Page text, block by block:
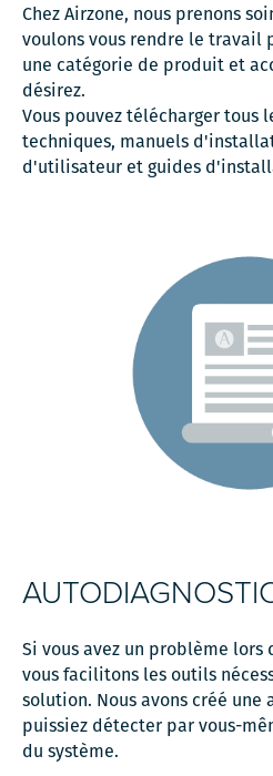
Chez Airzone, nous prenons
voulons vous rendre le travail
une catégorie de produit et
désirez.
Vous pouvez télécharger tous
techniques, manuels
d'utilisateur et guides
Si vous avez un problème
vous facilitons les outils
solution. Nous avons créé
puissiez détecter par vous-
du système.